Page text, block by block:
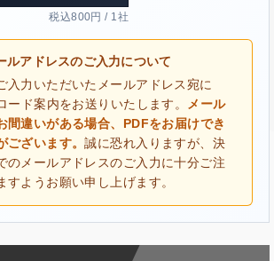
税込800円 / 1社
ルアドレスのご入力について
入力いただいたメールアドレス宛に
ード案内をお送りいたします。
メール
間違いがある場合、PDFをお届けでき
ございます。誠に恐れ入りますが、決
のメールアドレスのご入力に十分ご注
すようお願い申し上げます。